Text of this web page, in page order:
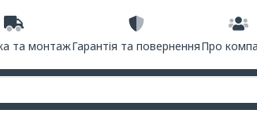
та монтажГарантія та поверненняПро